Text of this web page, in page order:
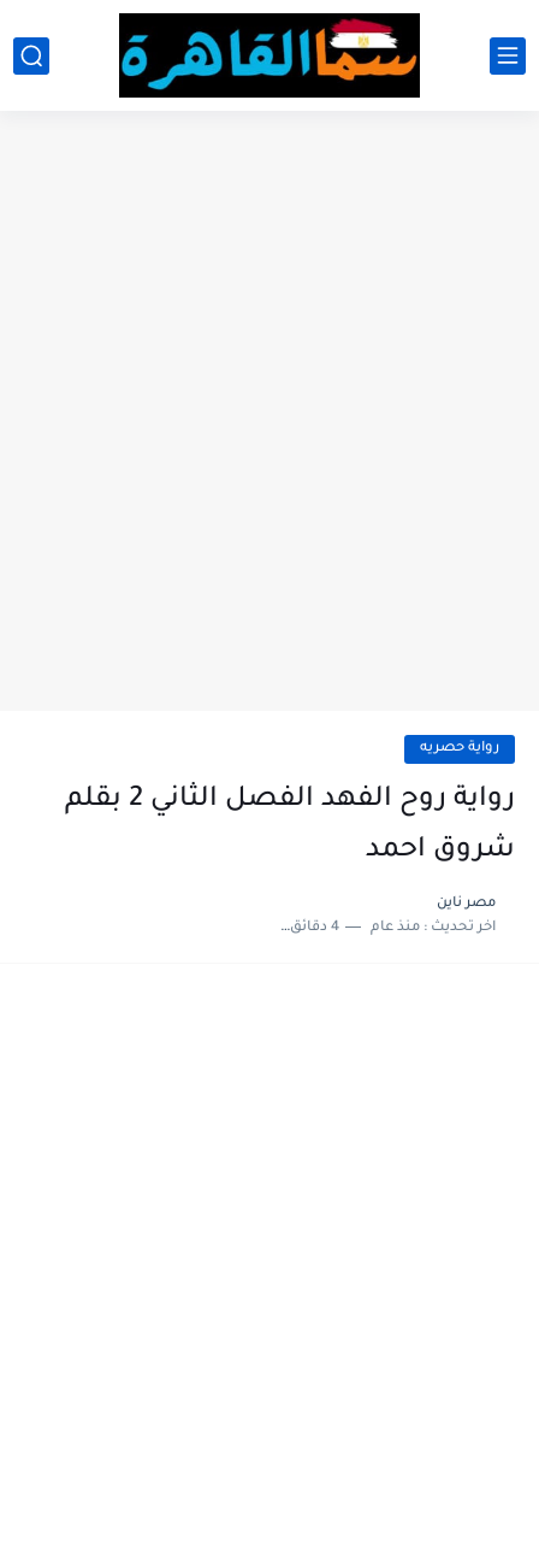
رواية حصريه
رواية روح الفهد الفصل الثاني 2 بقلم
شروق احمد
مصر ناين
اخر تحديث :منذ عام 4 دقائق للقراءة